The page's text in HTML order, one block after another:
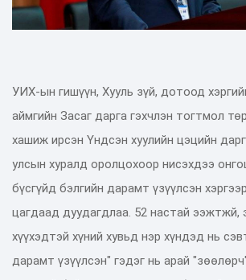
УИХ-ын гишүүн, Хууль зүй, дотоод
аймгийн Засаг дарга гэхчлэн тогтмол
хашиж ирсэн Үндсэн хуулийн цэцийн
улсын хуралд оролцохоор нисэхдээ
бүсгүйд бэлгийн дарамт үзүүлсэн
цагдаад дуудагдлаа. 52 настай ээжтжй,
хүүхэдтэй хүний хувьд нэр хүндэд нь
дарамт үзүүлсэн" гэдэг нь арай